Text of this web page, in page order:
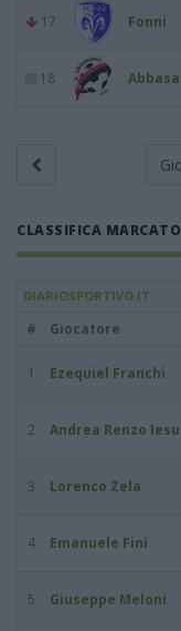
17 Fonni
18
CLASSIFICA
DIARIOSPORTIVO.IT
# Giocatore
1 Ezequiel Franchi
2 Andrea Renzo Iesu
3 Lorenco Zela
4 Emanuele Fini
5 Giuseppe Meloni